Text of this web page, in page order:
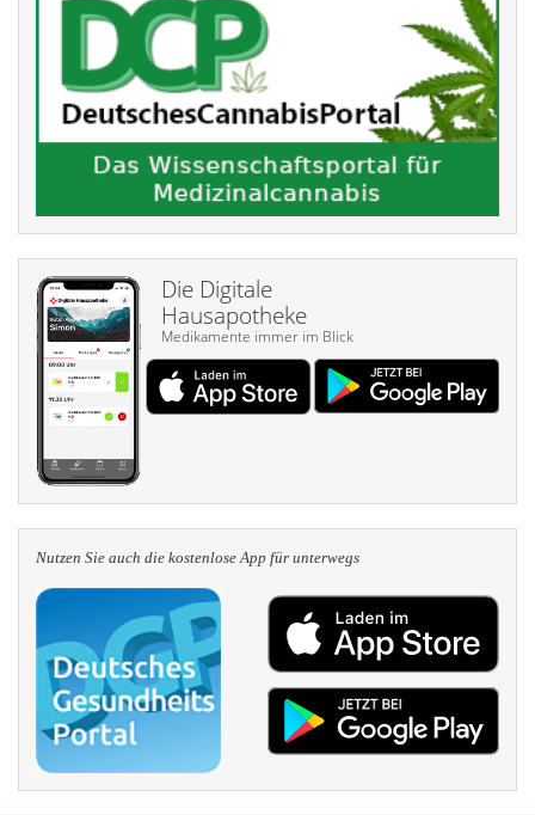
Die Digitale
Hausapotheke
Medikamente immer im Blick
Nutzen Sie auch die kosten­lose App für unterwegs